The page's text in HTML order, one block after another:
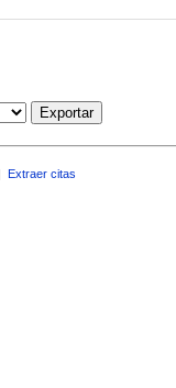
Exportar
Extraer citas